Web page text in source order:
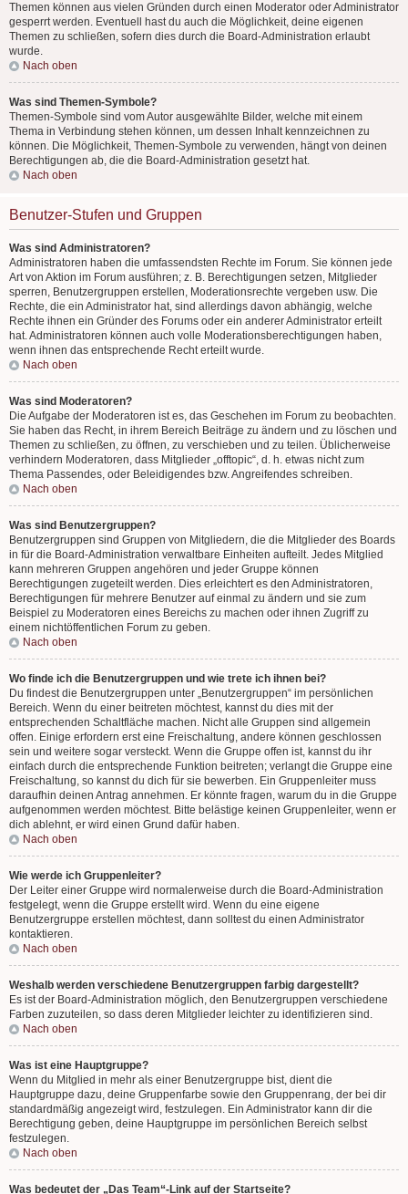
Themen können aus vielen Gründen durch einen Moderator oder Administrator
gesperrt werden. Eventuell hast du auch die Möglichkeit, deine eigenen
Themen zu schließen, sofern dies durch die Board-Administration erlaubt
wurde.
Nach oben
Was sind Themen-Symbole?
Themen-Symbole sind vom Autor ausgewählte Bilder, welche mit einem
Thema in Verbindung stehen können, um dessen Inhalt kennzeichnen zu
können. Die Möglichkeit, Themen-Symbole zu verwenden, hängt von deinen
Berechtigungen ab, die die Board-Administration gesetzt hat.
Nach oben
Benutzer-Stufen und Gruppen
Was sind Administratoren?
Administratoren haben die umfassendsten Rechte im Forum. Sie können jede
Art von Aktion im Forum ausführen; z. B. Berechtigungen setzen, Mitglieder
sperren, Benutzergruppen erstellen, Moderationsrechte vergeben usw. Die
Rechte, die ein Administrator hat, sind allerdings davon abhängig, welche
Rechte ihnen ein Gründer des Forums oder ein anderer Administrator erteilt
hat. Administratoren können auch volle Moderationsberechtigungen haben,
wenn ihnen das entsprechende Recht erteilt wurde.
Nach oben
Was sind Moderatoren?
Die Aufgabe der Moderatoren ist es, das Geschehen im Forum zu beobachten.
Sie haben das Recht, in ihrem Bereich Beiträge zu ändern und zu löschen und
Themen zu schließen, zu öffnen, zu verschieben und zu teilen. Üblicherweise
verhindern Moderatoren, dass Mitglieder „offtopic“, d. h. etwas nicht zum
Thema Passendes, oder Beleidigendes bzw. Angreifendes schreiben.
Nach oben
Was sind Benutzergruppen?
Benutzergruppen sind Gruppen von Mitgliedern, die die Mitglieder des Boards
in für die Board-Administration verwaltbare Einheiten aufteilt. Jedes Mitglied
kann mehreren Gruppen angehören und jeder Gruppe können
Berechtigungen zugeteilt werden. Dies erleichtert es den Administratoren,
Berechtigungen für mehrere Benutzer auf einmal zu ändern und sie zum
Beispiel zu Moderatoren eines Bereichs zu machen oder ihnen Zugriff zu
einem nichtöffentlichen Forum zu geben.
Nach oben
Wo finde ich die Benutzergruppen und wie trete ich ihnen bei?
Du findest die Benutzergruppen unter „Benutzergruppen“ im persönlichen
Bereich. Wenn du einer beitreten möchtest, kannst du dies mit der
entsprechenden Schaltfläche machen. Nicht alle Gruppen sind allgemein
offen. Einige erfordern erst eine Freischaltung, andere können geschlossen
sein und weitere sogar versteckt. Wenn die Gruppe offen ist, kannst du ihr
einfach durch die entsprechende Funktion beitreten; verlangt die Gruppe eine
Freischaltung, so kannst du dich für sie bewerben. Ein Gruppenleiter muss
daraufhin deinen Antrag annehmen. Er könnte fragen, warum du in die Gruppe
aufgenommen werden möchtest. Bitte belästige keinen Gruppenleiter, wenn er
dich ablehnt, er wird einen Grund dafür haben.
Nach oben
Wie werde ich Gruppenleiter?
Der Leiter einer Gruppe wird normalerweise durch die Board-Administration
festgelegt, wenn die Gruppe erstellt wird. Wenn du eine eigene
Benutzergruppe erstellen möchtest, dann solltest du einen Administrator
kontaktieren.
Nach oben
Weshalb werden verschiedene Benutzergruppen farbig dargestellt?
Es ist der Board-Administration möglich, den Benutzergruppen verschiedene
Farben zuzuteilen, so dass deren Mitglieder leichter zu identifizieren sind.
Nach oben
Was ist eine Hauptgruppe?
Wenn du Mitglied in mehr als einer Benutzergruppe bist, dient die
Hauptgruppe dazu, deine Gruppenfarbe sowie den Gruppenrang, der bei dir
standardmäßig angezeigt wird, festzulegen. Ein Administrator kann dir die
Berechtigung geben, deine Hauptgruppe im persönlichen Bereich selbst
festzulegen.
Nach oben
Was bedeutet der „Das Team“-Link auf der Startseite?